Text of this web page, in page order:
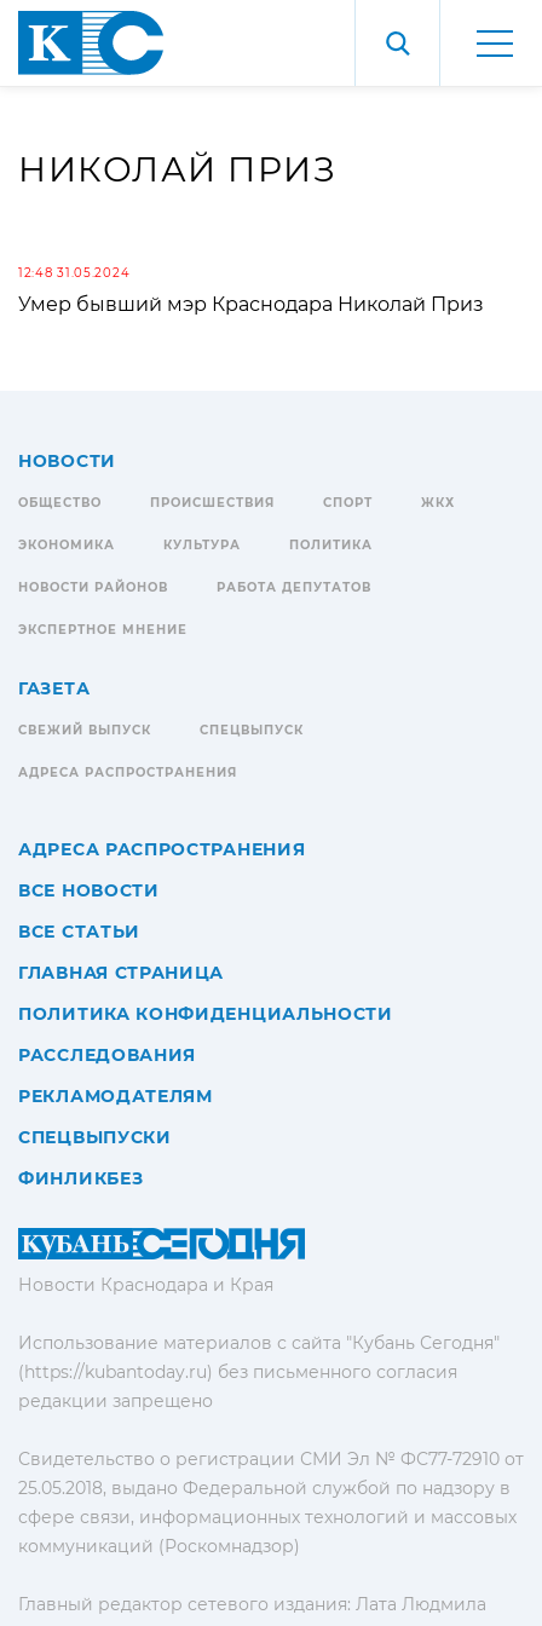
НИКОЛАЙ ПРИЗ
12:48 31.05.2024
Умер бывший мэр Краснодара Николай Приз
Новости Краснодара и Края
Использование материалов с сайта "Кубань Сегодня"
(https://kubantoday.ru) без письменного согласия
редакции запрещено
Свидетельство о регистрации СМИ Эл № ФС77-72910 от
25.05.2018, выдано Федеральной службой по надзору в
сфере связи, информационных технологий и массовых
коммуникаций (Роскомнадзор)
Главный редактор сетевого издания: Лата Людмила
НОВОСТИ
ОБЩЕСТВО ПРОИСШЕСТВИЯ СПОРТ ЖКХ
ЭКОНОМИКА КУЛЬТУРА ПОЛИТИКА
НОВОСТИ РАЙОНОВ РАБОТА ДЕПУТАТОВ
ЭКСПЕРТНОЕ МНЕНИЕ
ГАЗЕТА
СВЕЖИЙ ВЫПУСК СПЕЦВЫПУСК
АДРЕСА РАСПРОСТРАНЕНИЯ
АДРЕСА РАСПРОСТРАНЕНИЯ
ВСЕ НОВОСТИ
ВСЕ СТАТЬИ
ГЛАВНАЯ СТРАНИЦА
ПОЛИТИКА КОНФИДЕНЦИАЛЬНОСТИ
РАССЛЕДОВАНИЯ
РЕКЛАМОДАТЕЛЯМ
СПЕЦВЫПУСКИ
ФИНЛИКБЕЗ